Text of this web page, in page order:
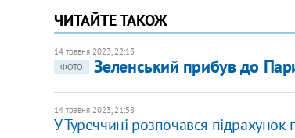
ЧИТАЙТЕ ТАКОЖ
14 травня 2023, 22:13
ФОТО
Зеленський прибув до
14 травня 2023, 21:58
У Туреччині розпочався підрахунок